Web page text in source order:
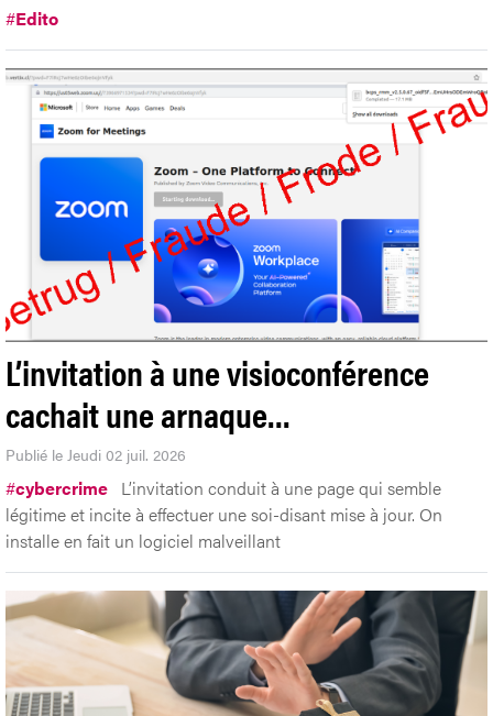
#Edito
L’invitation à une visioconférence
cachait une arnaque…
Publié le Jeudi 02 juil. 2026
#cybercrime L’invitation conduit à une page qui semble
légitime et incite à effectuer une soi-disant mise à jour. On
installe en fait un logiciel malveillant